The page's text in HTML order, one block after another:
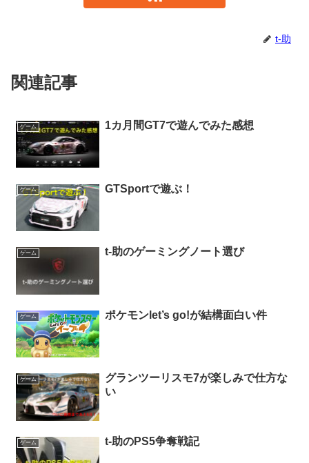
t-助
関連記事
ゲーム 1カ月間GT7で遊んでみた感想
ゲーム GTSportで遊ぶ！
ゲーム t-助のゲーミングノート選び
ゲーム ポケモンlet’s go!が結構面白い件
ゲーム
グランツーリスモ7が楽しみで仕方な
い
ゲーム t-助のPS5争奪戦記